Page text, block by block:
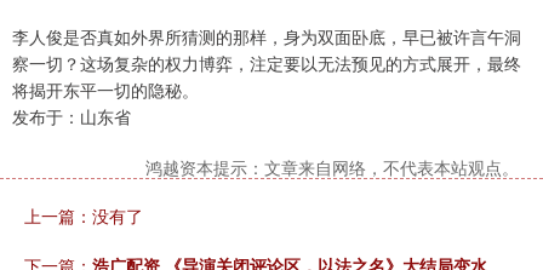
李人俊是否真如外界所猜测的那样，身为双面卧底，早已被许言午洞
察一切？这场复杂的权力博弈，注定要以无法预见的方式展开，最终
将揭开东平一切的隐秘。
发布于：山东省
鸿越资本提示：文章来自网络，不代表本站观点。
上一篇：没有了